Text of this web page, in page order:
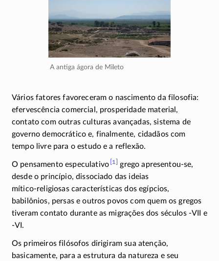
A antiga ágora de Mileto
Vários fatores favoreceram o nascimento da filosofia:
efervescência comercial, prosperidade material,
contato com outras culturas avançadas, sistema de
governo democrático e, finalmente, cidadãos com
tempo livre para o estudo e a reflexão.
O pensamento especulativo [1] gregoapresentou-se,
desde o princípio, dissociado das ideias
mítico-religiosascaracterísticas dos egípcios,
babilônios, persas e outros povos com quem os gregos
tiveram contato durante as migrações dos séculos -VII
e
-VI .
Os primeiros filósofos dirigiram sua atenção,
basicamente, para a estrutura da natureza e seu